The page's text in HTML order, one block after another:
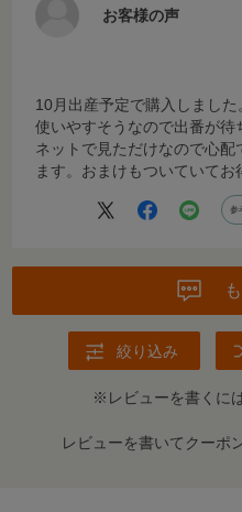
お客様の声
10月出産予定で購入しまし
使いやすそうなので出番が
ネットで見ただけなので心
ます。おまけもついていてお
参
絞り込み
※レビューを書くに
レビューを書いてクーポ